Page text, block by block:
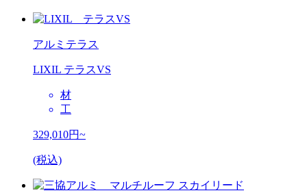
アルミテラス
LIXIL テラスVS
材
工
329,010円~
(税込)